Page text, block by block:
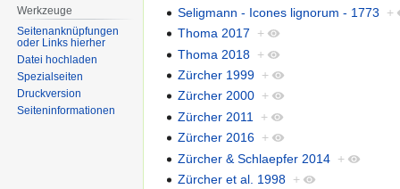
Seligmann - Icones lignorum - 1773
+
Thoma 2017
+
Thoma 2018 +
Zürcher 1999 +
Zürcher 2000 +
Zürcher 2011
+
Zürcher 2016 +
Zürcher & Schlaepfer 2014 +
Zürcher et al. 1998 +
Werkzeuge
Seitenanknüpfungen
oder Links hierher
Datei hochladen
Spezialseiten
Druckversion
Seiten­informationen